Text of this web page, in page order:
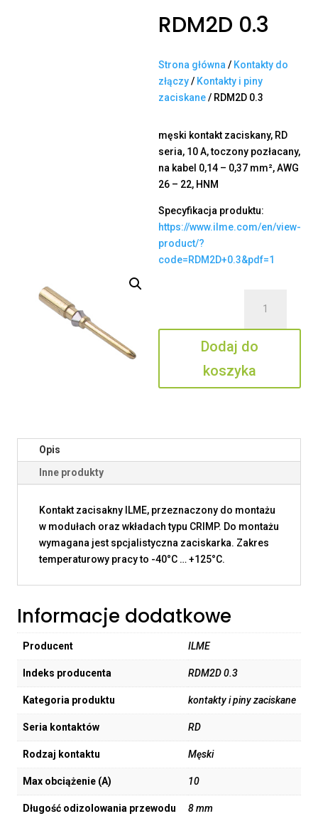
RDM2D 0.3
Strona główna / Kontakty do
złączy/ Kontakty i piny
zaciskane/ RDM2D 0.3
męski kontakt zaciskany, RD
seria, 10 A, toczony pozłacany,
na kabel 0,14 – 0,37 mm², AWG
26 – 22, HNM
Specyfikacja produktu:
https://www.ilme.com/en/view-
product/?
code=RDM2D+0.3&pdf=1
RDM2D
0.3
Dodaj do
koszyka
Opis
Inne produkty
Kontakt zacisakny ILME, przeznaczony do montażu
w modułach oraz wkładach typu CRIMP. Do montażu
wymagana jest spcjalistyczna zaciskarka. Zakres
temperaturowy pracy to -40°C … +125°C.
Informacje dodatkowe
Producent ILME
Indeks producenta RDM2D 0.3
Kategoria produktu kontakty i piny zaciskane
Seria kontaktów RD
Rodzaj kontaktu Męski
Max obciążenie (A) 10
Długość odizolowania przewodu 8 mm